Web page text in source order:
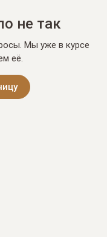
не так
Мы уже в курсе
её.